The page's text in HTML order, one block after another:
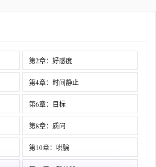
第2章：好感度
第4章：时间静止
第6章：目标
第8章：质问
第10章：哄骗